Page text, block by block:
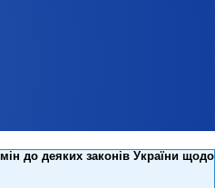
до деяких законів України щодо